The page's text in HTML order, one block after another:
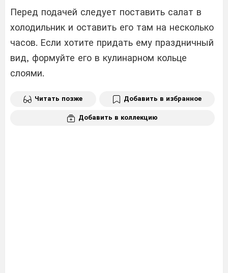
Перед подачей следует поставить салат в
холодильник и оставить его там на несколько
часов. Если хотите придать ему праздничный
вид, формуйте его в кулинарном кольце
слоями.
Читать позже Добавить в избранное
Добавить в коллекцию